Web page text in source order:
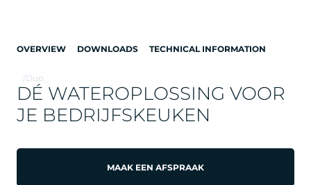
OVERVIEW DOWNLOADS TECHNICAL INFORMATION
/Duo
DÉ WATEROPLOSSING VOOR
JE BEDRIJFSKEUKEN
MAAK EEN AFSPRAAK